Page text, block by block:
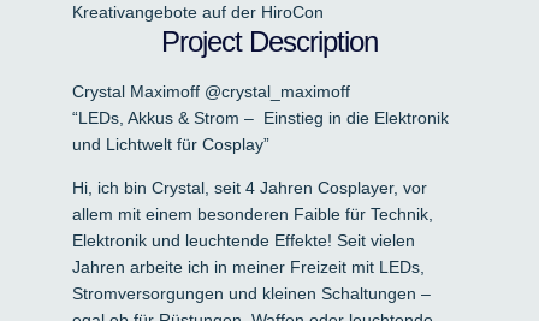
Project Description
Crystal Maximoff @crystal_maximoff
“LEDs, Akkus & Strom – Einstieg in die Elektronik
und Lichtwelt für Cosplay”
Hi, ich bin Crystal, seit 4 Jahren Cosplayer, vor
allem mit einem besonderen Faible für Technik,
Elektronik und leuchtende Effekte! Seit vielen
Jahren arbeite ich in meiner Freizeit mit LEDs,
Stromversorgungen und kleinen Schaltungen –